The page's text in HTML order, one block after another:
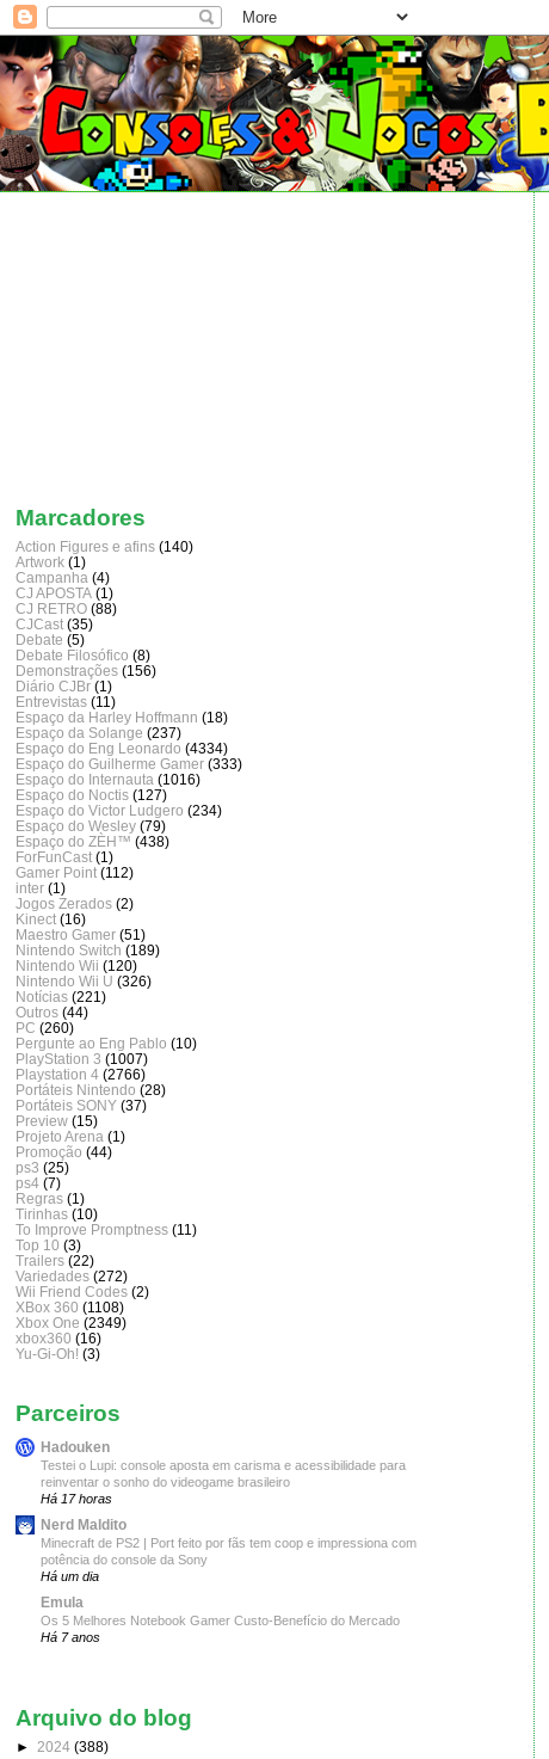
Marcadores
Action Figures e afins (140)
Artwork (1)
Campanha (4)
CJ APOSTA (1)
CJ RETRO (88)
CJCast (35)
Debate (5)
Debate Filosófico (8)
Demonstrações (156)
Diário CJBr (1)
Entrevistas (11)
Espaço da Harley Hoffmann (18)
Espaço da Solange (237)
Espaço do Eng Leonardo (4334)
Espaço do Guilherme Gamer (333)
Espaço do Internauta (1016)
Espaço do Noctis (127)
Espaço do Victor Ludgero (234)
Espaço do Wesley (79)
Espaço do ZÈH™ (438)
ForFunCast (1)
Gamer Point (112)
inter (1)
Jogos Zerados (2)
Kinect (16)
Maestro Gamer (51)
Nintendo Switch (189)
Nintendo Wii (120)
Nintendo Wii U (326)
Notícias (221)
Outros (44)
PC (260)
Pergunte ao Eng Pablo (10)
PlayStation 3 (1007)
Playstation 4 (2766)
Portáteis Nintendo (28)
Portáteis SONY (37)
Preview (15)
Projeto Arena (1)
Promoção (44)
ps3 (25)
ps4 (7)
Regras (1)
Tirinhas (10)
To Improve Promptness (11)
Top 10 (3)
Trailers (22)
Variedades (272)
Wii Friend Codes (2)
XBox 360 (1108)
Xbox One (2349)
xbox360 (16)
Yu-Gi-Oh! (3)
Parceiros
Hadouken
Testei o Lupi: console aposta em carisma e acessibilidade para
reinventar o sonho do videogame brasileiro
Há 17 horas
Nerd Maldito
Minecraft de PS2 | Port feito por fãs tem coop e impressiona com
potência do console da Sony
Há um dia
Emula
Os 5 Melhores Notebook Gamer Custo-Benefício do Mercado
Há 7 anos
Arquivo do blog
► 2024 (388)